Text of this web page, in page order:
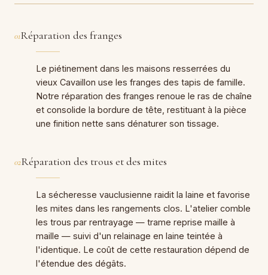
01Réparation des franges
Le piétinement dans les maisons resserrées du
vieux Cavaillon use les franges des tapis de famille.
Notre réparation des franges renoue le ras de chaîne
et consolide la bordure de tête, restituant à la pièce
une finition nette sans dénaturer son tissage.
02Réparation des trous et des mites
La sécheresse vauclusienne raidit la laine et favorise
les mites dans les rangements clos. L'atelier comble
les trous par rentrayage — trame reprise maille à
maille — suivi d'un relainage en laine teintée à
l'identique. Le coût de cette restauration dépend de
l'étendue des dégâts.